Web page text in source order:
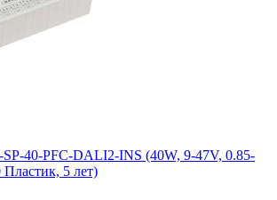
40-PFC-DALI2-INS (40W, 9-47V, 0.85-
5 лет)